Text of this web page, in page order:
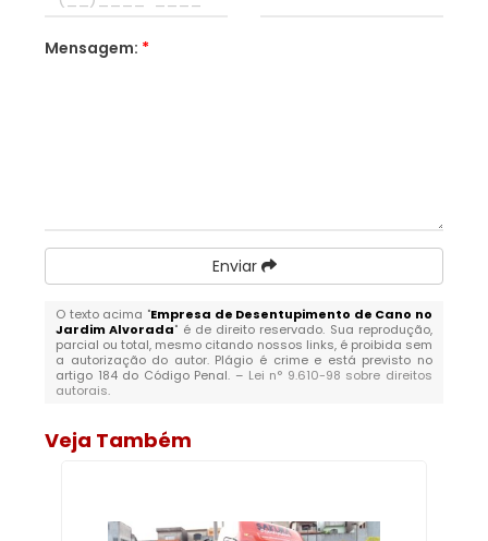
Mensagem: *
Enviar
O texto acima "Empresa de Desentupimento de Cano no
Jardim Alvorada" é de direito reservado. Sua reprodução,
parcial ou total, mesmo citando nossos links, é proibida sem
a autorização do autor. Plágio é crime e está previsto no
artigo 184 do Código Penal. – Lei n° 9.610-98 sobre direitos
autorais.
Veja Também